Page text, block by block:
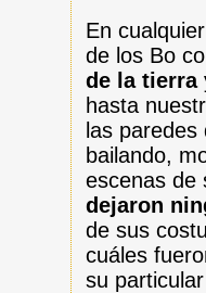
En
de los Bo
de la tierra
hasta
las
bailando,
escenas de
dejaron
de sus
cuáles
su